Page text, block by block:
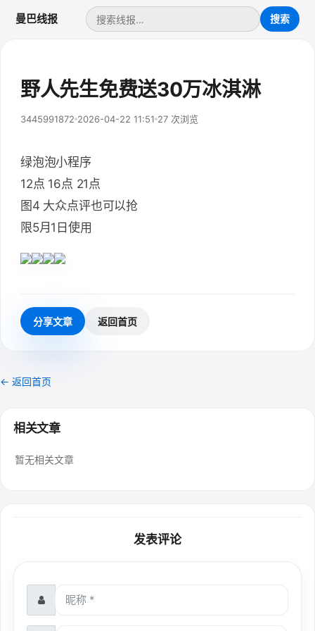
曼巴线报
野人先生免费送30万冰淇淋
3445991872 2026-04-22 11:51 27 次浏览
绿泡泡小程序
12点 16点 21点
图4 大众点评也可以抢
限5月1日使用
分享文章 返回首页
← 返回首页
相关文章
暂无相关文章
发表评论